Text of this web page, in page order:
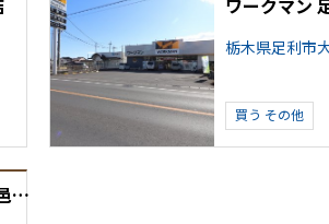
ワークマン
栃木県足利市
買う その他
toto取扱 足利小山信用金庫邑楽支店